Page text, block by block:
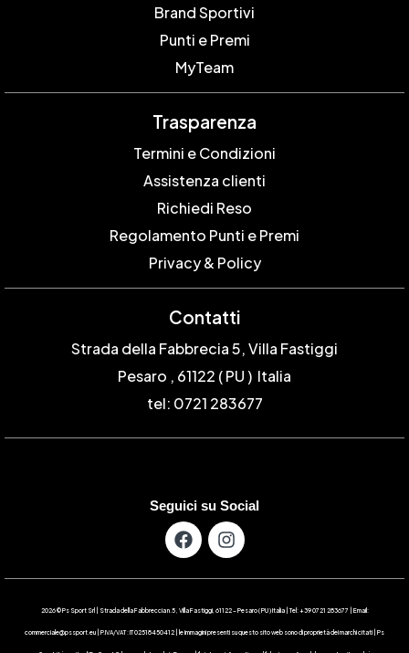
Brand Sportivi
Punti e Premi
MyTeam
Trasparenza
Termini e Condizioni
Assistenza clienti
Richiedi Reso
Regolamento Punti e Premi
Privacy & Policy
Contatti
Strada della Fabbrecia 5, Villa Fastiggi
Pesaro , 61122 ( PU ) Italia
tel: 0721 283677
Seguici su Social
2026 © Ps Sport Srl | Strada della Fabbreccia n.5 , Villa Fastiggi, 61122 – Pesaro ( PU ) Italia | Tel: +39 0721 283677 | Email:
commerciale@pssport.eu | P.IVA/VAT : IT 02518450412 | le immagini presenti su questo sito web sono di proprietà dei marchi citati | Ps